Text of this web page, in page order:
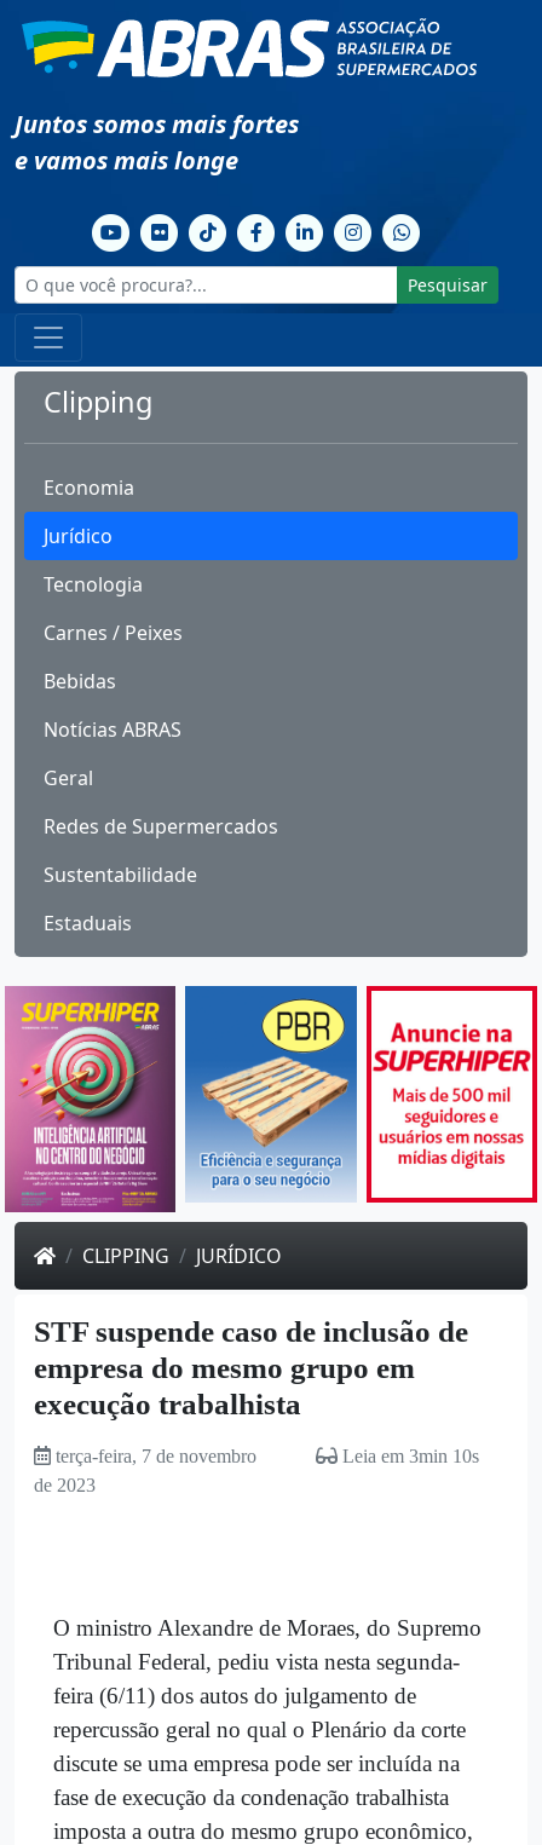
Juntos somos mais fortes
e vamos mais longe
Pesquisar
Clipping
Economia
Jurídico
Tecnologia
Carnes / Peixes
Bebidas
Notícias ABRAS
Geral
Redes de Supermercados
Sustentabilidade
Estaduais
CLIPPING JURÍDICO
STF suspende caso de inclusão de
empresa do mesmo grupo em
execução trabalhista
terça-feira, 7 de novembro
de 2023
Leia em 3min 10s
O ministro Alexandre de Moraes, do Supremo
Tribunal Federal, pediu vista nesta segunda-
feira (6/11) dos autos do julgamento de
repercussão geral no qual o Plenário da corte
discute se uma empresa pode ser incluída na
fase de execução da condenação trabalhista
imposta a outra do mesmo grupo econômico,